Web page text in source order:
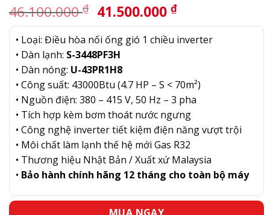
46.100.000₫ Giá
gốc
là:
46.100.000 ₫.
41.500.000 ₫Giá
hiện
tại
• Loại: Điều hòa nối ống gió 1 chiều inverter
• Dàn lạnh: S-3448PF3H
• Dàn nóng: U-43PR1H8
• Công suất: 43000Btu (4.7 HP – S < 70m²)
• Nguồn điện: 380 – 415 V, 50 Hz – 3 pha
• Tích hợp kèm bơm thoát nước ngưng
• Công nghệ inverter tiết kiệm điện năng vượt trội
• Môi chất làm lạnh thế hệ mới Gas R32
• Thương hiệu Nhật Bản / Xuất xứ Malaysia
• Bảo hành chính hãng 12 tháng cho toàn bộ máy